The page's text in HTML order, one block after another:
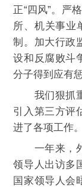
正“四风”。严
所、机关事业
制。加大行政
设和反腐败斗
分子得到应有惩
我们狠抓重
引入第三方评
进了各项工作。
一年来，外
领导人出访多
国家领导人会